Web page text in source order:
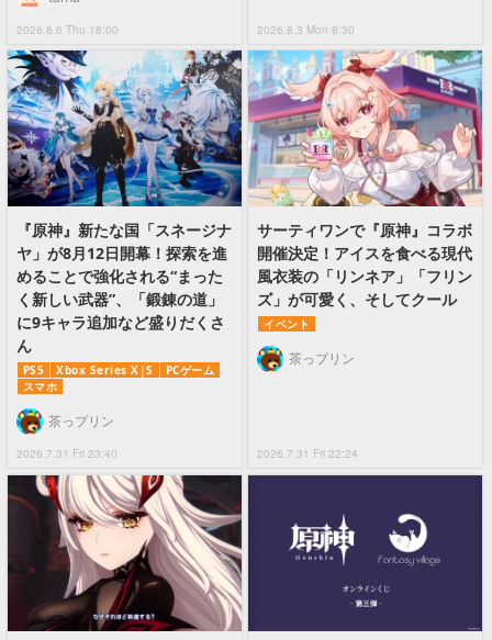
2026.8.6 Thu 18:00 2026.8.3 Mon 8:30
『原神』新たな国「スネージナ
ヤ」が8月12日開幕！探索を進
めることで強化される“まった
く新しい武器”、「鍛錬の道」
に9キャラ追加など盛りだくさ
ん
PS5 Xbox Series X|S
PCゲーム
スマホ
2026.7.31 Fri 23:40
茶っプリン
サーティワンで『原神』コラボ
開催決定！アイスを食べる現代
風衣装の「リンネア」「フリン
ズ」が可愛く、そしてクール
イベント
2026.7.31 Fri 22:24
茶っプリン